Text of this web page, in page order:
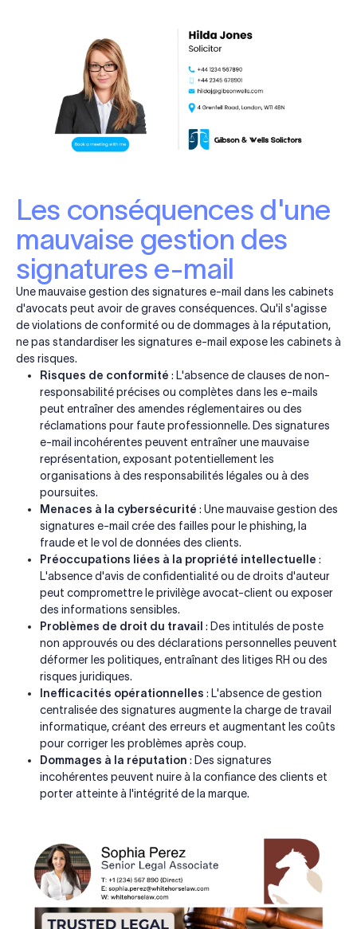
Les conséquences d'une
mauvaise gestion des
signatures e-mail
Une mauvaise gestion des signatures e-mail dans les cabinets
d'avocats peut avoir de graves conséquences. Qu'il s'agisse
de violations de conformité ou de dommages à la réputation,
ne pas standardiser les signatures e-mail expose les cabinets à
des risques.
Risques de conformité : L'absence de clauses de non-
responsabilité précises ou complètes dans les e-mails
peut entraîner des amendes réglementaires ou des
réclamations pour faute professionnelle. Des signatures
e-mail incohérentes peuvent entraîner une mauvaise
représentation, exposant potentiellement les
organisations à des responsabilités légales ou à des
poursuites.
Menaces à la cybersécurité : Une mauvaise gestion des
signatures e-mail crée des failles pour le phishing, la
fraude et le vol de données des clients.
Préoccupations liées à la propriété intellectuelle :
L'absence d'avis de confidentialité ou de droits d'auteur
peut compromettre le privilège avocat-client ou exposer
des informations sensibles.
Problèmes de droit du travail : Des intitulés de poste
non approuvés ou des déclarations personnelles peuvent
déformer les politiques, entraînant des litiges RH ou des
risques juridiques.
Inefficacités opérationnelles : L'absence de gestion
centralisée des signatures augmente la charge de travail
informatique, créant des erreurs et augmentant les coûts
pour corriger les problèmes après coup.
Dommages à la réputation : Des signatures
incohérentes peuvent nuire à la confiance des clients et
porter atteinte à l'intégrité de la marque.